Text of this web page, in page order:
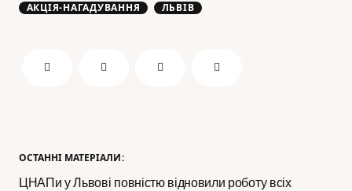
ОСТАННІ МАТЕРІАЛИ:
ЦНАПи у Львові повністю відновили роботу всіх
АКЦІЯ-НАГАДУВАННЯ
ЛЬВІВ